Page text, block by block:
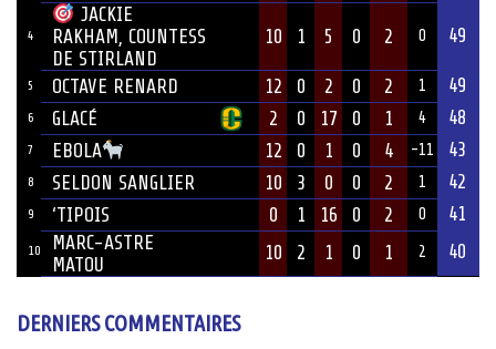
4
JACKIE
RAKHAM, COUNTESS
DE STIRLAND
10 1 5 0 2 0 49
5 OCTAVE RENARD 12 0 2 0 2 1 49
6 GLACÉ 2 0 17 0 1 4 48
7 EBOLA 12 0 1 0 4 -11 43
8 SELDON SANGLIER 10 3 0 0 2 1 42
9 ‘TIPOIS 0 1 16 0 2 0 41
10
MARC-ASTRE
MATOU
10 2 1 0 1 2 40
DERNIERS COMMENTAIRES